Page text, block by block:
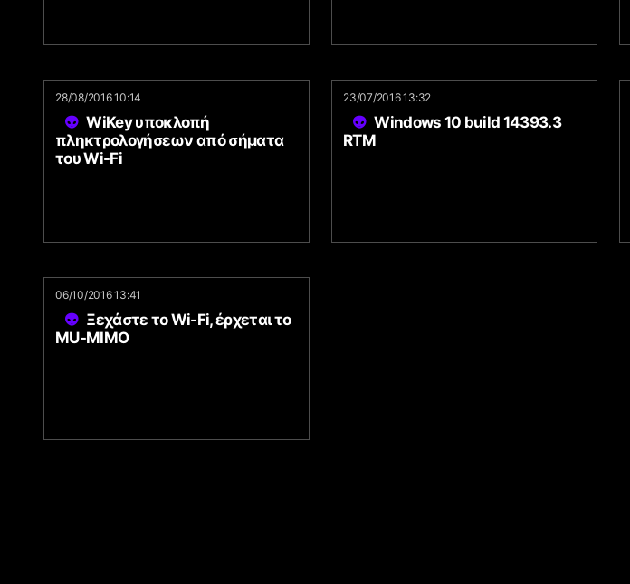
28/08/2016 10:14
WiKey υποκλοπή
πληκτρολογήσεων από σήματα
του Wi-Fi
23/07/2016 13:32
Windows 10 build 14393.3
RTM
06/10/2016 13:41
Ξεχάστε το Wi-Fi, έρχεται το
MU-MIMO